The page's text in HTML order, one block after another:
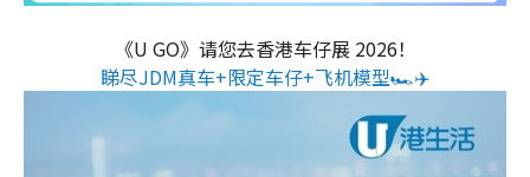
《U GO》请您去香港车仔展 2026！
睇尽JDM真车+限定车仔+飞机模型🏎️✈️